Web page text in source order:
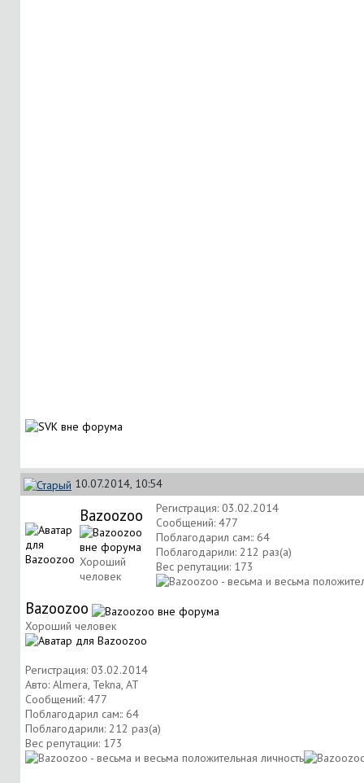
10.07.2014, 10:54
Bazoozoo
Хороший
человек
Регистрация: 03.02.2014
Сообщений: 477
Поблагодарил сам:: 64
Поблагодарили: 212 раз(а)
Вес репутации: 173
Bazoozoo
Хороший человек
Регистрация: 03.02.2014
Авто: Almera, Tekna, AT
Сообщений: 477
Поблагодарил сам:: 64
Поблагодарили: 212 раз(а)
Вес репутации: 173